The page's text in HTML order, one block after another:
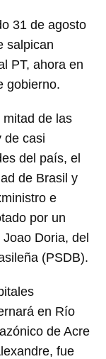
31 de agosto
salpican
PT, ahora en
gobierno.
de las
de casi
del país, el
de Brasil y
e
por un
Doria, del
(PSDB).
en Río
de Acre
fue